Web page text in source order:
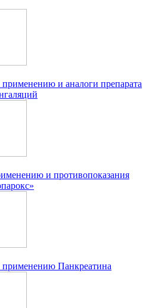
и аналоги препарата
и противопоказания
Панкреатина